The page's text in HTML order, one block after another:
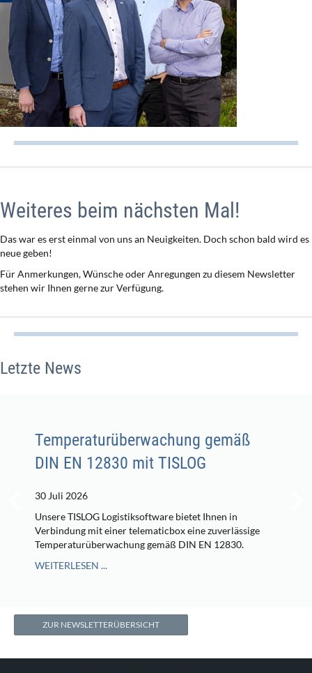
Weiteres beim nächsten Mal!
Das war es erst einmal von uns an Neuigkeiten. Doch schon bald wird es
neue geben!
Für Anmerkungen, Wünsche oder Anregungen zu diesem Newsletter
stehen wir Ihnen gerne zur Verfügung.
Letzte News
Temperaturüberwachung gemäß
DIN EN 12830 mit TISLOG
30 Juli 2026
Unsere TISLOG Logistiksoftware bietet Ihnen in
Verbindung mit einer telematicbox eine zuverlässige
Temperaturüberwachung gemäß DIN EN 12830.
WEITERLESEN ...
ZUR NEWSLETTERÜBERSICHT